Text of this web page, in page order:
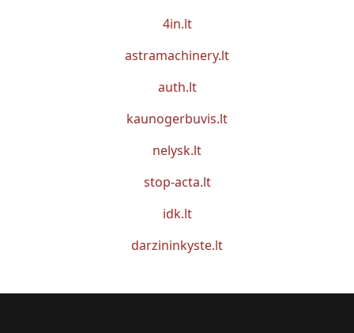
4in.lt
astramachinery.lt
auth.lt
kaunogerbuvis.lt
nelysk.lt
stop-acta.lt
idk.lt
darzininkyste.lt